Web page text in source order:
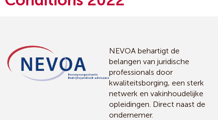
NEVOA behartigt de
belangen van juridische
professionals door
kwaliteitsborging, een sterk
netwerk en vakinhoudelijke
opleidingen. Direct naast de
ondernemer.